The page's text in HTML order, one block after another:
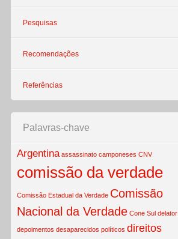
Pesquisas
Recomendações
Referências
Palavras-chave
Argentina assassinato camponeses CNV
comissão da verdade
Comissão Estadual da Verdade Comissão
Nacional da Verdade Cone Sul delator
depoimentos desaparecidos políticos direitos